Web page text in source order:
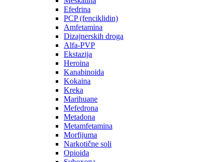
Efedrina
PCP (fenciklidin)
Amfetamina
Dizajnerskih droga
Alfa-PVP
Ekstazija
Heroina
Kanabinoida
Kokaina
Kreka
Marihuane
Mefedrona
Metadona
Metamfetamina
Morfijuma
Narkotične soli
Opioida